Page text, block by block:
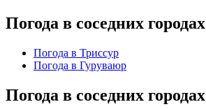
Погода в соседних городах
Погода в Триссур
Погода в Гуруваюр
Погода в соседних городах